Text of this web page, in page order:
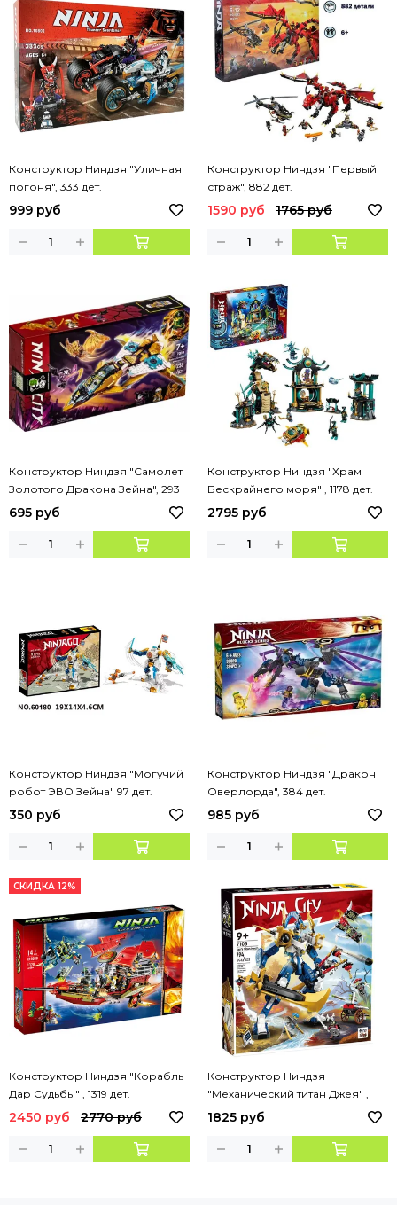
Конструктор Ниндзя "Уличная
погоня", 333 дет.
999 руб
Конструктор Ниндзя "Первый
страж", 882 дет.
1590 руб 1765 руб
Конструктор Ниндзя "Самолет
Золотого Дракона Зейна", 293
дет.
695 руб
Конструктор Ниндзя "Храм
Бескрайнего моря" , 1178 дет.
2795 руб
Конструктор Ниндзя "Могучий
робот ЭВО Зейна" 97 дет.
350 руб
Конструктор Ниндзя "Дракон
Оверлорда", 384 дет.
985 руб
СКИДКА 12%
Конструктор Ниндзя "Корабль
Дар Судьбы" , 1319 дет.
2450 руб 2770 руб
Конструктор Ниндзя
"Механический титан Джея" ,
794 дет.
1825 руб